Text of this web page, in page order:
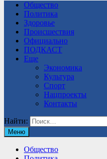
Общество
Политика
Здоровье
Происшествия
Официально
ПОДКАСТ
Еще
Экономика
Культура
Спорт
Нацпроекты
Контакты
Найти:
Меню
Общество